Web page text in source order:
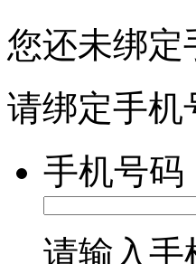
您还未绑定
请绑定手机
手机号码
请输入手